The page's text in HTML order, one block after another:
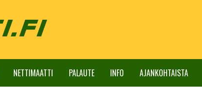
NETTIMAATTI PALAUTE INFO AJANKOHTAISTA